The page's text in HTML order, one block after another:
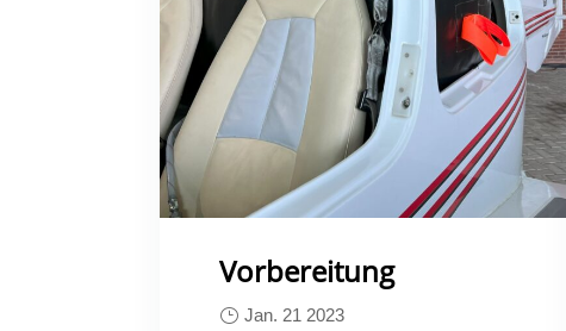
Vorbereitung
Jan. 21 2023